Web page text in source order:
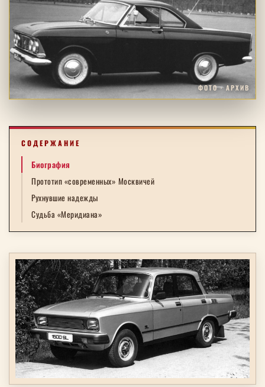
ФОТО · АРХИВ
СОДЕРЖАНИЕ
Биография
Прототип «современных» Москвичей
Рухнувшие надежды
Судьба «Меридиана»